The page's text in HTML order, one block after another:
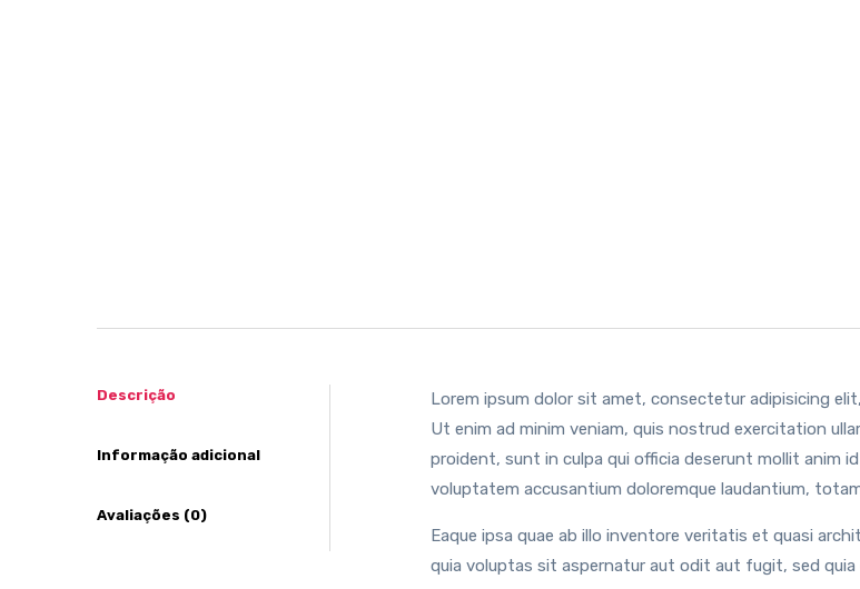
Descrição
Informação adicional
Avaliações (0)
Lorem ipsum dolor sit amet, consectetur adipisicing
Ut enim ad minim veniam, quis nostrud exercitation
proident, sunt in culpa qui officia deserunt mollit anim
voluptatem accusantium doloremque laudantium,
Eaque ipsa quae ab illo inventore veritatis et quasi
quia voluptas sit aspernatur aut odit aut fugit, sed